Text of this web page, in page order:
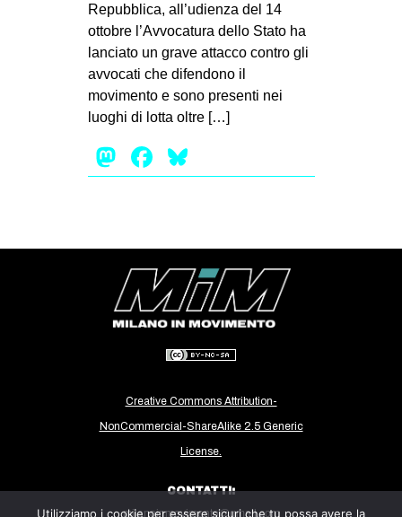
ESTREMO ORIENTE
MEDIO ORIENTE
MONDO
in
bsky
Repubblica, all’udienza del 14
ottobre l’Avvocatura dello Stato ha
lanciato un grave attacco contro gli
avvocati che difendono il
movimento e sono presenti nei
luoghi di lotta oltre […]
Mastodon
Facebook
Creative Commons Attribution-
NonCommercial-ShareAlike 2.5 Generic
License.
CONTATTI:
milanoinmovimento@gmail.com
Utilizziamo i cookie per essere sicuri che tu possa avere la